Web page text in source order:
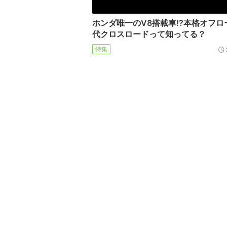
ホンダ唯一のV8搭載車!?本格オフロ
代クロスロードって知ってる？
特集